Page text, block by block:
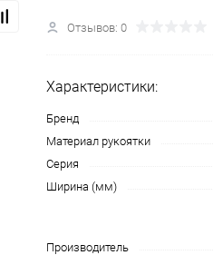
Отзывов: 0
Характеристики:
Бренд
Материал рукоятки
Серия
Ширина (мм)
Производитель